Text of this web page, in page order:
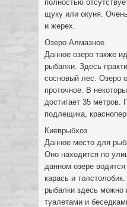
полностью
щуку или окуня.
и жерех.
Озеро Алмазное
Данное озеро также
рыбалки. Здесь
сосновый лес. Озеро
проточное. В
достигает 35 метров.
подлещика,
Киеврыбхоз
Данное место для
Оно находится по
данном озере
карась и
рыбалки здесь можно
туалетами и